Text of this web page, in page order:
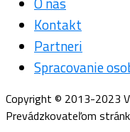
Kontakt
Partneri
Spracovanie
Copyright © 2013-2023
Prevádzkovateľom